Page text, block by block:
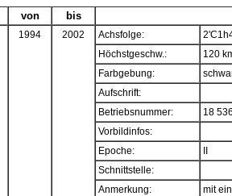
von bis
1994 2002 Achsfolge:
Höchstgeschw.:
120
Farbgebung:
Aufschrift:
Betriebsnummer:
18
Vorbildinfos:
Epoche:
Schnittstelle:
Anmerkung:
mit